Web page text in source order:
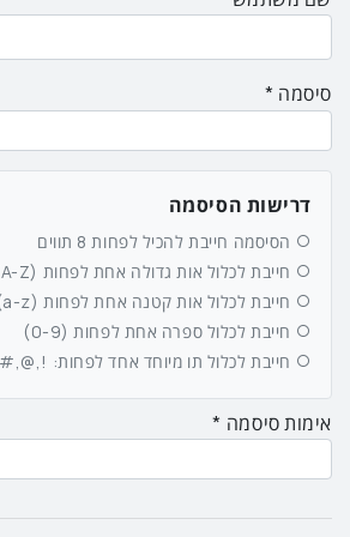
סיסמה
דרישות הסיסמה
הסיסמה חייבת להכיל לפחות 8 תווים
חייבת לכלול אות גדולה אחת לפחות (A-Z)
חייבת לכלול אות קטנה אחת לפחות (a-z)
חייבת לכלול ספרה אחת לפחות (0-9)
חייבת לכלול תו מיוחד אחד לפחות:
אימות סיסמה